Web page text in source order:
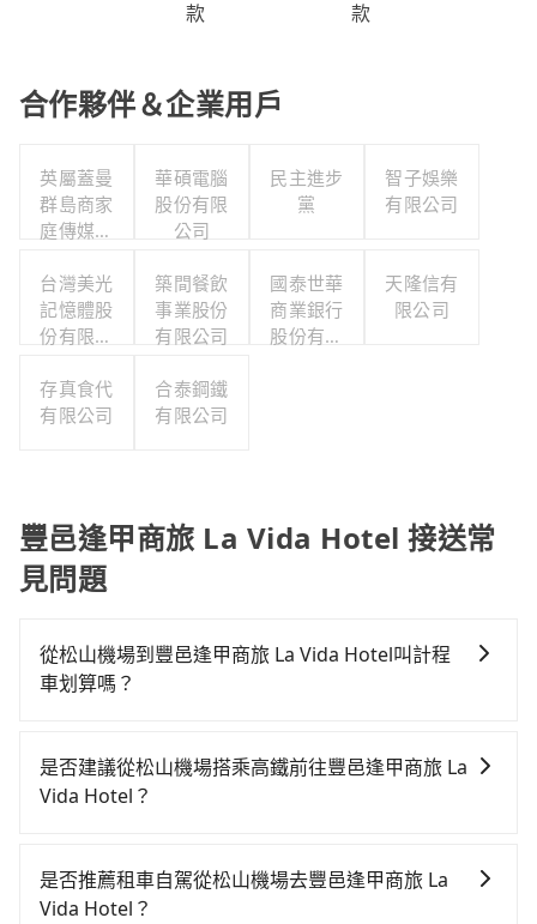
款
款
合作夥伴＆企業用戶
英屬蓋曼
群島商家
庭傳媒股
司城邦分
公司
華碩電腦
股份有限
公司
民主進步
黨
智子娛樂
有限公司
台灣美光
記憶體股
份有限公
築間餐飲
事業股份
有限公司
國泰世華
商業銀行
股份有限
天隆信有
限公司
存真食代
有限公司
合泰鋼鐵
有限公司
豐邑逢甲商旅 La Vida Hotel 接送常
見問題
從松山機場到豐邑逢甲商旅 La Vida Hotel叫計程
車划算嗎？
灣大車隊、Uber、Line Taxi、Yoxi等，如果在路邊攔不
到車，也可考慮打電話至松山機場附近的計程車隊，如
tripool可省高達$2,500。綜合以上，無論在價格或服務
品質上，tripool都是你從松山機場到豐邑逢甲商旅 La
是否建議從松山機場搭乘高鐵前往豐邑逢甲商旅 La
Vida Hotel？
Hotel，高鐵乘坐舒適、較貴、費時！從最早06:26一直
到23:00，台北-台中一天最多有102班次高鐵可搭乘。假
是否推薦租車自駕從松山機場去豐邑逢甲商旅 La
Vida Hotel？